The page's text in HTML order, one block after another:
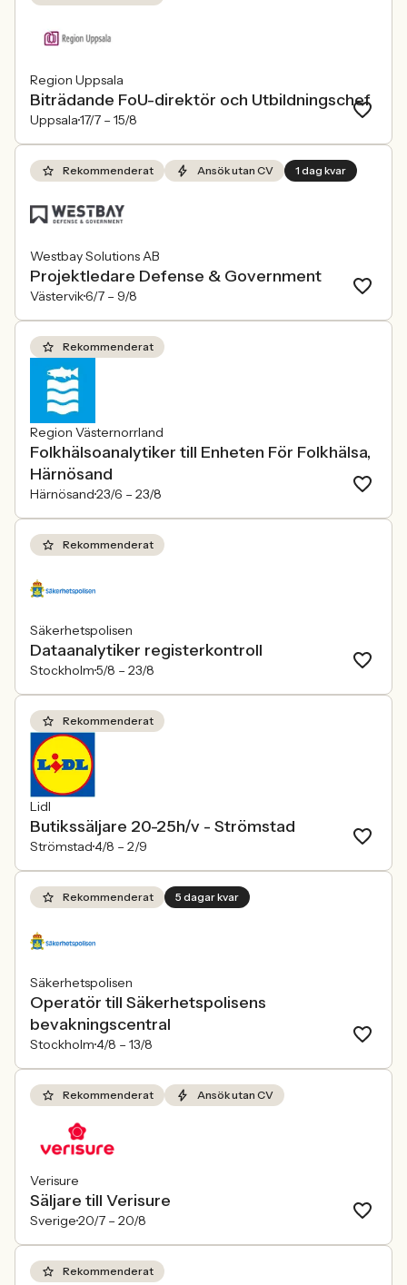
Region Uppsala
Biträdande FoU-direktör och Utbildningschef
Uppsala17/7 – 15/8
Rekommenderat Ansök utan CV 1 dag kvar
Westbay Solutions AB
Projektledare Defense & Government
Västervik6/7 – 9/8
Rekommenderat
Region Västernorrland
Folkhälsoanalytiker till Enheten För Folkhälsa,
Härnösand
Härnösand23/6 – 23/8
Rekommenderat
Säkerhetspolisen
Dataanalytiker registerkontroll
Stockholm5/8 – 23/8
Rekommenderat
Lidl
Butikssäljare 20-25h/v - Strömstad
Strömstad4/8 – 2/9
Rekommenderat 5 dagar kvar
Säkerhetspolisen
Operatör till Säkerhetspolisens
bevakningscentral
Stockholm4/8 – 13/8
Rekommenderat Ansök utan CV
Verisure
Säljare till Verisure
Sverige20/7 – 20/8
Rekommenderat